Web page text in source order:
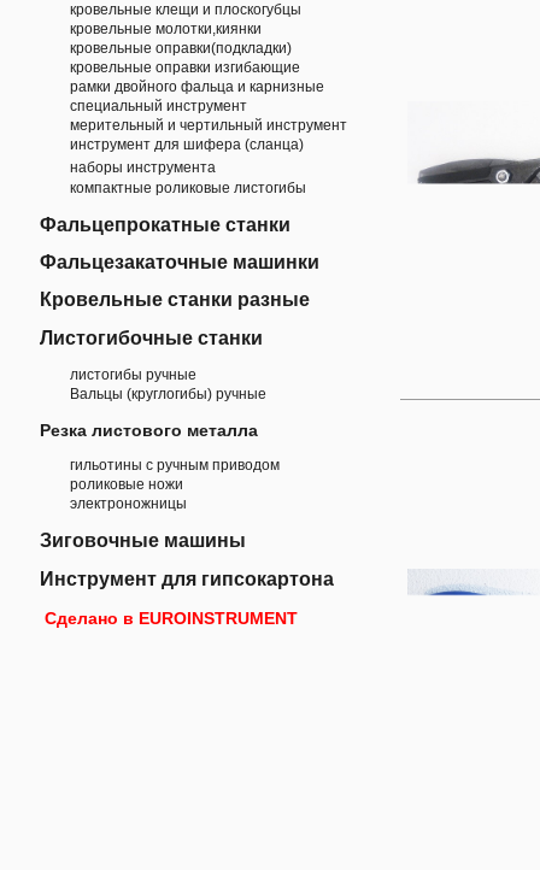
кровельные клещи и плоскогубцы
кровельные молотки,киянки
кровельные оправки(подкладки)
кровельные оправки изгибающие
рамки двойного фальца и карнизные
специальный инструмент
мерительный и чертильный инструмент
инструмент для шифера (сланца)
наборы инструмента
компактные роликовые листогибы
Фальцепрокатные станки
Фальцезакаточные машинки
Кровельные станки разные
Листогибочные станки
листогибы ручные
Вальцы (круглогибы) ручные
Резка листового металла
гильотины с ручным приводом
роликовые ножи
электроножницы
Зиговочные машины
Инструмент для гипсокартона
Сделано в EUROINSTRUMENT